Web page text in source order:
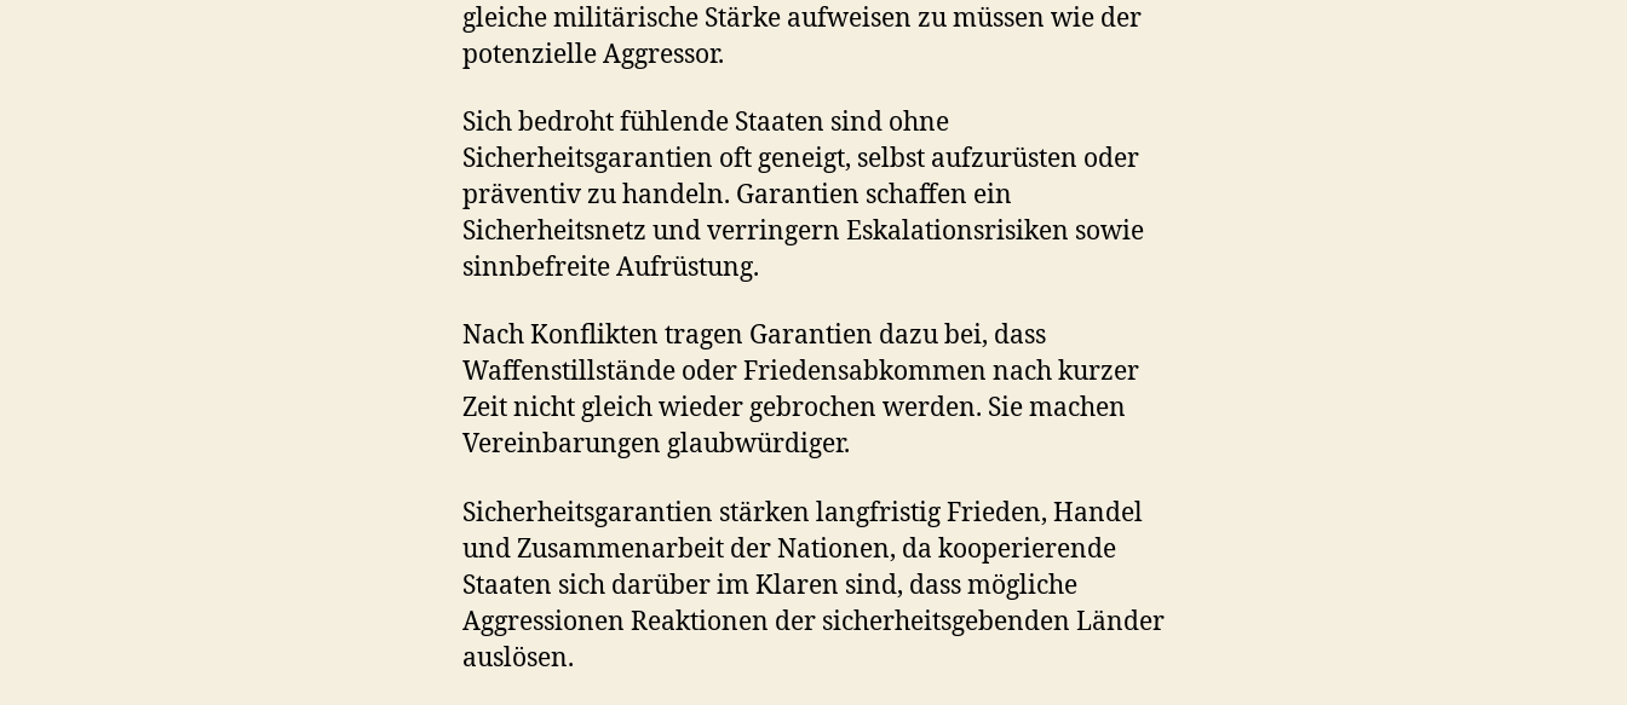
gleiche militärische Stärke aufweisen zu müssen wie der
potenzielle Aggressor.
Sich bedroht fühlende Staaten sind ohne
Sicherheitsgarantien oft geneigt, selbst aufzurüsten oder
präventiv zu handeln. Garantien schaffen ein
Sicherheitsnetz und verringern Eskalationsrisiken sowie
sinnbefreite Aufrüstung.
Nach Konflikten tragen Garantien dazu bei, dass
Waffenstillstände oder Friedensabkommen nach kurzer
Zeit nicht gleich wieder gebrochen werden. Sie machen
Vereinbarungen glaubwürdiger.
Sicherheitsgarantien stärken langfristig Frieden, Handel
und Zusammenarbeit der Nationen, da kooperierende
Staaten sich darüber im Klaren sind, dass mögliche
Aggressionen Reaktionen der sicherheitsgebenden Länder
auslösen.